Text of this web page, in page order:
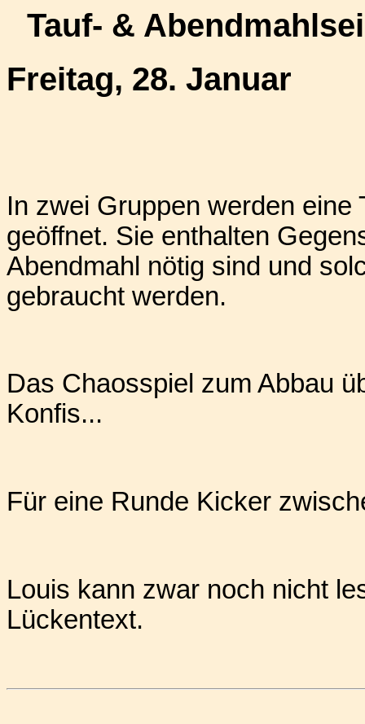
Tauf- &
Freitag, 28. Januar
In zwei Gruppen werden eine
geöffnet. Sie enthalten
Abendmahl nötig sind und
gebraucht werden.
Das Chaosspiel zum Abbau
Konfis...
Für eine Runde Kicker
Louis kann zwar noch nicht
Lückentext.